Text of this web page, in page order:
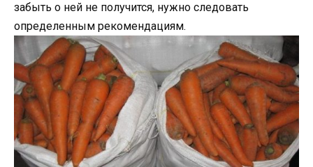
забыть о ней не получится, нужно следовать
определенным рекомендациям.